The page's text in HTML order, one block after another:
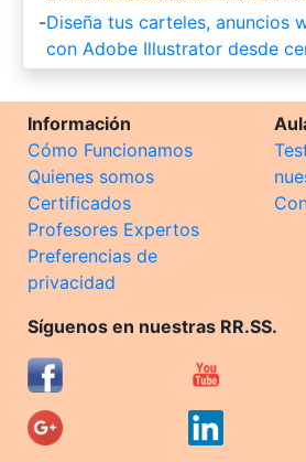
-Diseña tus carteles, anuncios
con Adobe Illustrator desde
Información
Cómo Funcionamos
Quienes somos
Certificados
Profesores Expertos
Preferencias de
privacidad
Síguenos en nuestras RR.SS.